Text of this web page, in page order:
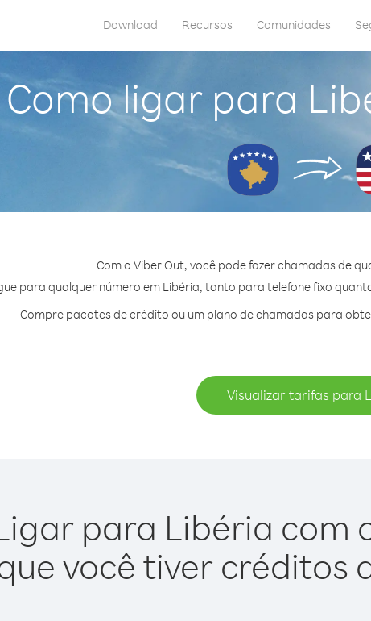
Download Recursos Comunidades
Como ligar para
Com o Viber Out, você pode fazer chamadas de
para qualquer número em Libéria, tanto para telefone fixo
Compre pacotes de crédito ou um plano de chamadas para
Visualizar tarifas para
para Libéria com
você tiver créditos